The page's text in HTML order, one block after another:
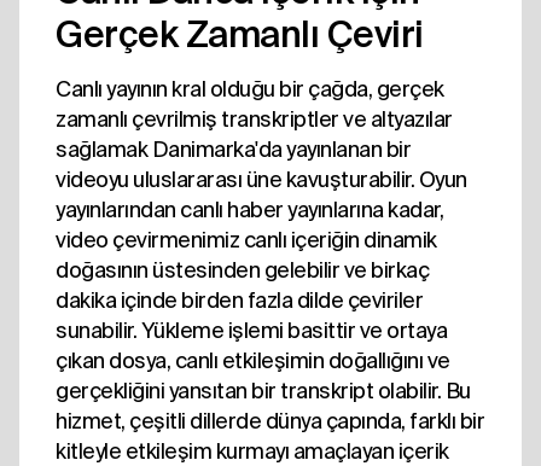
Gerçek Zamanlı Çeviri
Canlı yayının kral olduğu bir çağda, gerçek
zamanlı çevrilmiş transkriptler ve altyazılar
sağlamak Danimarka'da yayınlanan bir
videoyu uluslararası üne kavuşturabilir. Oyun
yayınlarından canlı haber yayınlarına kadar,
video çevirmenimiz canlı içeriğin dinamik
doğasının üstesinden gelebilir ve birkaç
dakika içinde birden fazla dilde çeviriler
sunabilir. Yükleme işlemi basittir ve ortaya
çıkan dosya, canlı etkileşimin doğallığını ve
gerçekliğini yansıtan bir transkript olabilir. Bu
hizmet, çeşitli dillerde dünya çapında, farklı bir
kitleyle etkileşim kurmayı amaçlayan içerik